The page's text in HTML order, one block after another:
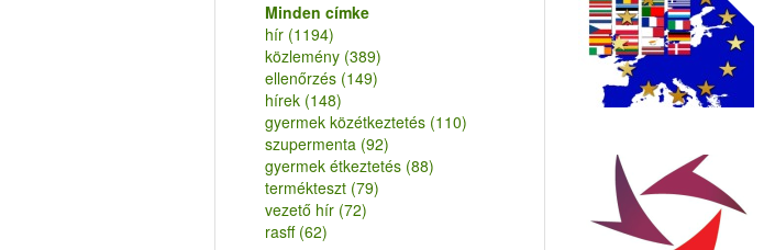
Minden címke
hír (1194)
közlemény (389)
ellenőrzés (149)
hírek (148)
gyermek közétkeztetés (110)
szupermenta (92)
gyermek étkeztetés (88)
termékteszt (79)
vezető hír (72)
rasff (62)